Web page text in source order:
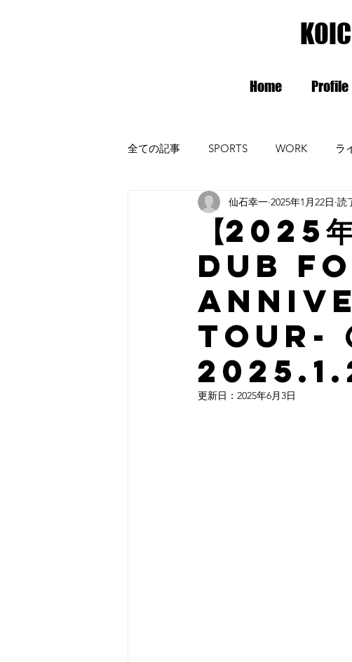
Home Profile
全ての記事 SPORTS WORK ラ
radiomax ガンバ大阪
【2025
DUB
TOUR-
仙石幸一 2025年1月22日 読
更新日： 2025年6月3日